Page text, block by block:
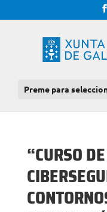
Preme para
“CURSO